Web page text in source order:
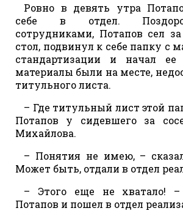
Ровно в девять утра
себе в отдел.
сотрудниками, Потапов сел
стол, подвинул к себе папку с
стандартизации и начал ее
материалы были на месте,
титульного листа.
– Где титульный лист этой
Потапов у сидевшего за
Михайлова.
– Понятия не имею, –
Может быть, отдали в отдел
– Этого еще не хватало! –
Потапов и пошел в отдел